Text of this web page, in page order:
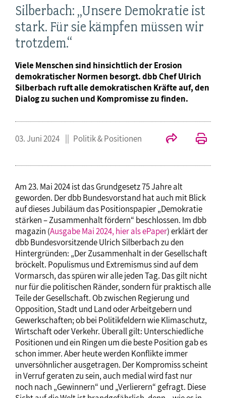
Silberbach: „Unsere Demokratie ist
stark. Für sie kämpfen müssen wir
trotzdem.“
Viele Menschen sind hinsichtlich der Erosion
demokratischer Normen besorgt. dbb Chef Ulrich
Silberbach ruft alle demokratischen Kräfte auf, den
Dialog zu suchen und Kompromisse zu finden.
03. Juni 2024 Politik & Positionen
Am 23. Mai 2024 ist das Grundgesetz 75 Jahre alt
geworden. Der dbb Bundesvorstand hat auch mit Blick
auf dieses Jubiläum das Positionspapier „Demokratie
stärken – Zusammenhalt fördern“ beschlossen. Im dbb
magazin (Ausgabe Mai 2024, hier als ePaper) erklärt der
dbb Bundesvorsitzende Ulrich Silberbach zu den
Hintergründen: „Der Zusammenhalt in der Gesellschaft
bröckelt. Populismus und Extremismus sind auf dem
Vormarsch, das spüren wir alle jeden Tag. Das gilt nicht
nur für die politischen Ränder, sondern für praktisch alle
Teile der Gesellschaft. Ob zwischen Regierung und
Opposition, Stadt und Land oder Arbeitgebern und
Gewerkschaften; ob bei Politikfeldern wie Klimaschutz,
Wirtschaft oder Verkehr. Überall gilt: Unterschiedliche
Positionen und ein Ringen um die beste Position gab es
schon immer. Aber heute werden Konflikte immer
unversöhnlicher ausgetragen. Der Kompromiss scheint
in Verruf geraten zu sein, auch medial wird fast nur
noch nach „Gewinnern“ und „Verlierern“ gefragt. Diese